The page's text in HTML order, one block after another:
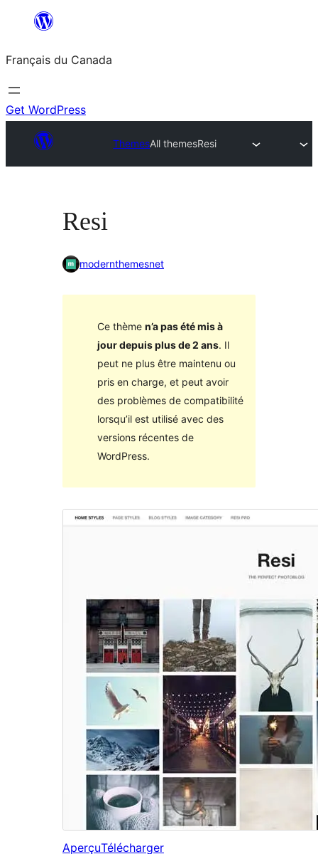
contenu
Français du Canada
Get WordPress
ThemesAll themesResi
Resi
modernthemesnet
Ce thème n’a pas été mis à
jour depuis plus de 2 ans. Il
peut ne plus être maintenu ou
pris en charge, et peut avoir
des problèmes de compatibilité
lorsqu’il est utilisé avec des
versions récentes de
WordPress.
AperçuTélécharger